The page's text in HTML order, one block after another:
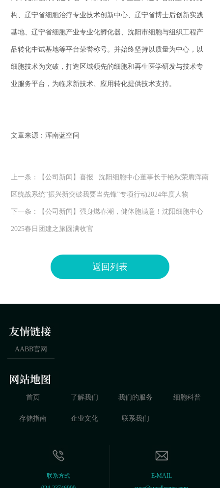
构、辽宁省细胞治疗专业技术创新中心、辽宁省博士后创新实践
基地、辽宁省细胞产业专业化孵化器、沈阳市细胞与组织工程产
品转化中试基地等平台荣誉称号。并始终坚持以质量为中心，以
细胞技术为突破，打造区域领先的细胞和再生医学研发与技术专
业服务平台，为临床新技术、应用转化提供技术支持。
文章来源：浑南蓝空间
上一条： 【公司新闻】喜报 | 沈阳细胞中心董事长于艳秋荣膺浑南
区统战系统“振兴新突破我要当先锋”专项行动2024年度人物
下一条： 【公司新闻】强身燃春潮，健体胞满意！沈阳细胞中心
2025春日团建之旅圆满收官
返回列表
AABB官网
首页 了解我们 我们的服务 细胞科普
存储指南 企业文化 联系我们
联系方式
E-MAIL